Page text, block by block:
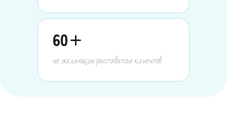
60+
не желающих расставатсья клиентов